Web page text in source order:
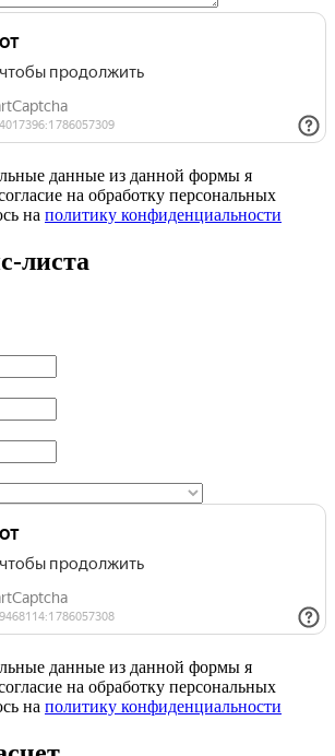
данные из данной формы я
на обработку персональных
на политику конфиденциальности
листа
данные из данной формы я
на обработку персональных
на политику конфиденциальности